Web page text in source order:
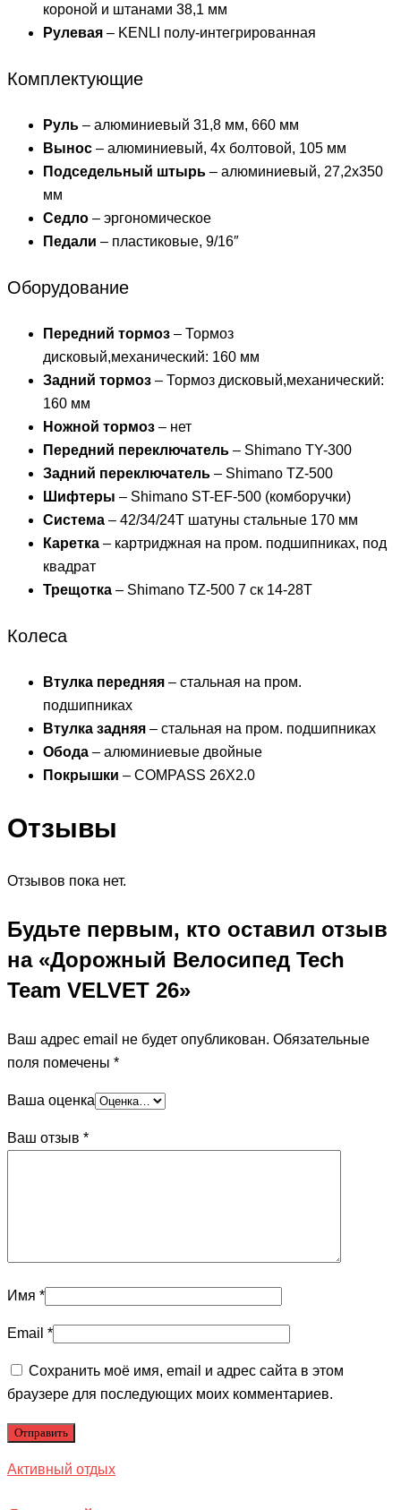
короной и штанами 38,1 мм
Рулевая – KENLI полу-интегрированная
Комплектующие
Руль – алюминиевый 31,8 мм, 660 мм
Вынос – алюминиевый, 4х болтовой, 105 мм
Подседельный штырь – алюминиевый, 27,2х350
мм
Седло – эргономическое
Педали – пластиковые, 9/16″
Оборудование
Передний тормоз – Тормоз
дисковый,механический: 160 мм
Задний тормоз – Тормоз дисковый,механический:
160 мм
Ножной тормоз – нет
Передний переключатель – Shimano TY-300
Задний переключатель – Shimano TZ-500
Шифтеры – Shimano ST-EF-500 (комборучки)
Система – 42/34/24T шатуны стальные 170 мм
Каретка – картриджная на пром. подшипниках, под
квадрат
Трещотка – Shimano TZ-500 7 ск 14-28T
Колеса
Втулка передняя – стальная на пром.
подшипниках
Втулка задняя – стальная на пром. подшипниках
Обода – алюминиевые двойные
Покрышки – COMPASS 26X2.0
Отзывы
Отзывов пока нет.
Будьте первым, кто оставил отзыв
на «Дорожный Велосипед Tech
Team VELVET 26»
Ваш адрес email не будет опубликован. Обязательные
поля помечены *
Ваша оценка
Ваш отзыв *
Имя *
Email *
Сохранить моё имя, email и адрес сайта в этом
браузере для последующих моих комментариев.
Активный отдых